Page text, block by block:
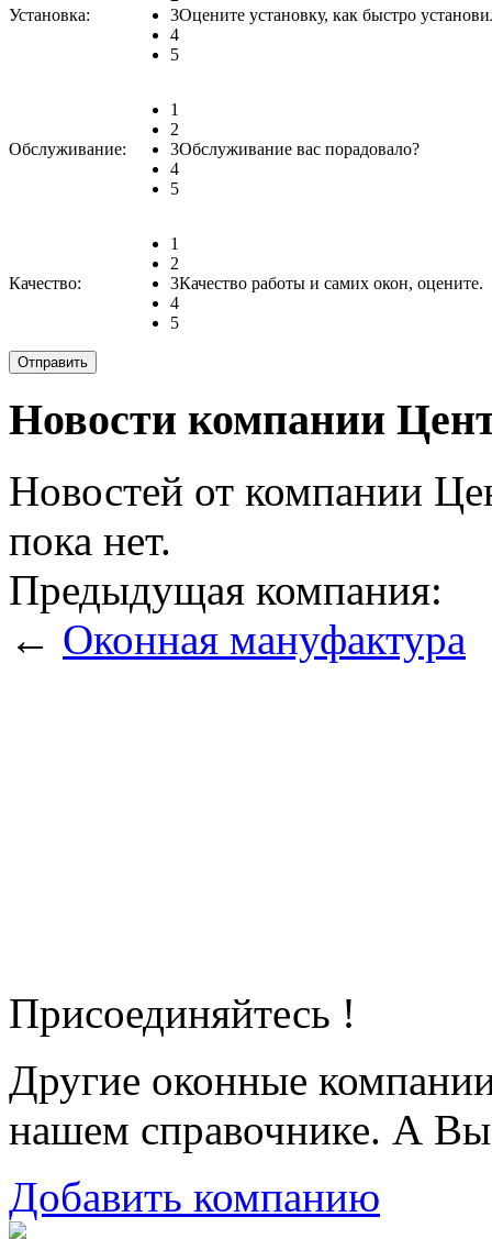
Установка:
3
4
5
Оцените установку, как быстро
Обслуживание:
1
2
3
4
5
Обслуживание вас порадовало?
Качество:
1
2
3
4
5
Качество работы и самих окон, оцените.
Новости компании
Новостей от компании
пока нет.
Предыдущая компания:
← Оконная мануфактура
Присоединяйтесь !
Другие оконные
нашем справочнике. А
Добавить компанию